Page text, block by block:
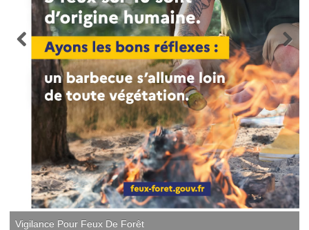
Vigilance Pour Feux De Forêt